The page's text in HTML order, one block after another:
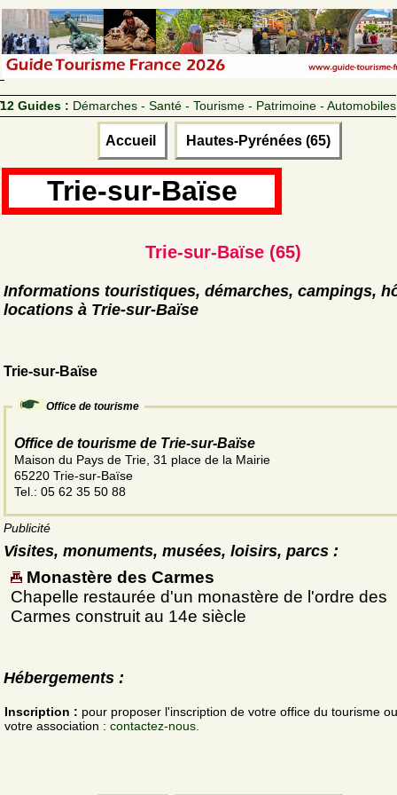
12 Guides : Démarches - Santé - Tourisme - Patrimoine - Automobiles
Accueil Hautes-Pyrénées (65)
Trie-sur-Baïse
Trie-sur-Baïse (65)
Informations touristiques, démarches, campings,
locations à Trie-sur-Baïse
Trie-sur-Baïse
Office de tourisme
Office de tourisme de Trie-sur-Baïse
Maison du Pays de Trie, 31 place de la Mairie
65220 Trie-sur-Baïse
Tel.: 05 62 35 50 88
Publicité
Visites, monuments, musées, loisirs, parcs :
Monastère des Carmes
Chapelle restaurée d'un monastère de l'ordre des
Carmes construit au 14e siècle
Hébergements :
Inscription : pour proposer l'inscription de votre office du tourisme
votre association : contactez-nous.